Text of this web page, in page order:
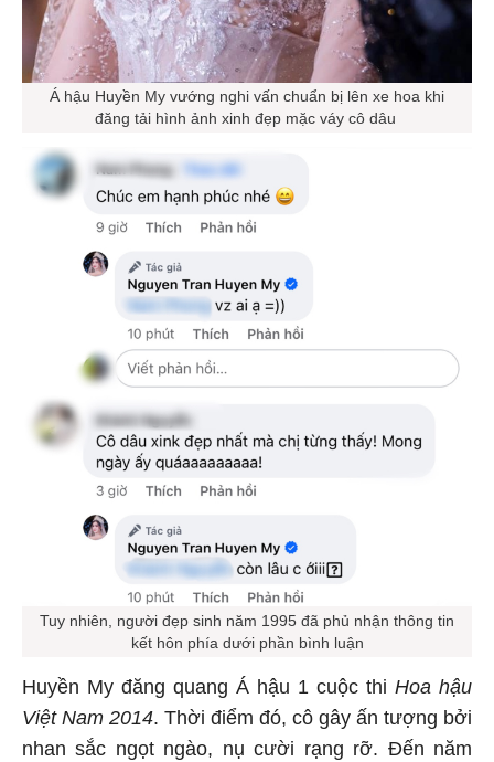
Á hậu Huyền My vướng nghi vấn chuẩn bị lên xe hoa khi
đăng tải hình ảnh xinh đẹp mặc váy cô dâu
Tuy nhiên, người đẹp sinh năm 1995 đã phủ nhận thông tin
kết hôn phía dưới phần bình luận
Huyền My đăng quang Á hậu 1 cuộc thi Hoa hậu
Việt Nam 2014. Thời điểm đó, cô gây ấn tượng bởi
nhan sắc ngọt ngào, nụ cười rạng rỡ. Đến năm